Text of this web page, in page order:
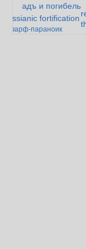
адъ и погибель
messianic fortification
дварф-параноик